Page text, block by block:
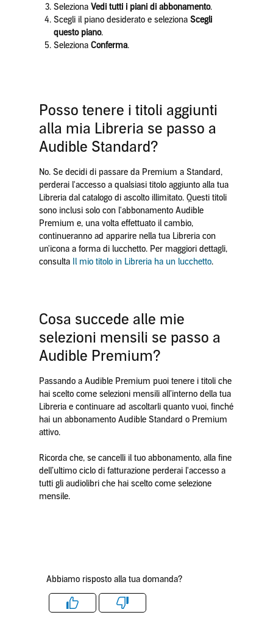
Seleziona Vedi tutti i piani di abbonamento.
Scegli il piano desiderato e seleziona Scegli
questo piano.
Seleziona Conferma.
Posso tenere i titoli aggiunti
alla mia Libreria se passo a
Audible Standard?
No. Se decidi di passare da Premium a Standard,
perderai l'accesso a qualsiasi titolo aggiunto alla tua
Libreria dal catalogo di ascolto illimitato. Questi titoli
sono inclusi solo con l'abbonamento Audible
Premium e, una volta effettuato il cambio,
continueranno ad apparire nella tua Libreria con
un'icona a forma di lucchetto. Per maggiori dettagli,
consulta Il mio titolo in Libreria ha un lucchetto.
Cosa succede alle mie
selezioni mensili se passo a
Audible Premium?
Passando a Audible Premium puoi tenere i titoli che
hai scelto come selezioni mensili all’interno della tua
Libreria e continuare ad ascoltarli quanto vuoi, finché
hai un abbonamento Audible Standard o Premium
attivo.
Ricorda che, se cancelli il tuo abbonamento, alla fine
dell’ultimo ciclo di fatturazione perderai l'accesso a
tutti gli audiolibri che hai scelto come selezione
mensile.
Abbiamo risposto alla tua domanda?
Like Dislike